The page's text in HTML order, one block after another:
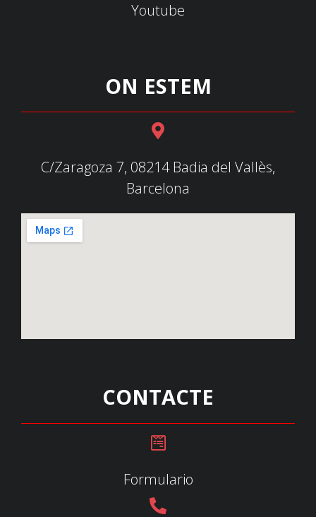
Youtube
ON ESTEM
C/Zaragoza 7, 08214 Badia del Vallès,
Barcelona
CONTACTE
Formulario